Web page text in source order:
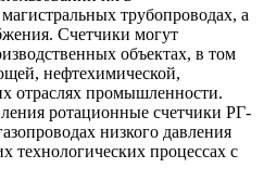
трубопроводах, а
Счетчики могут
объектах, в том
нефтехимической,
отраслях промышленности.
ротационные счетчики РГ-
низкого давления
технологических процессах с